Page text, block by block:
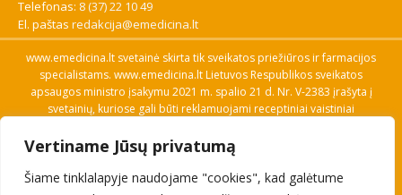
Vertiname Jūsų privatumą
Šiame tinklalapyje naudojame "cookies", kad galėtume
Telefonas: 8 (37) 22 10 49
El. paštas redakcija@emedicina.lt
www.emedicina.lt svetainė skirta tik sveikatos priežiūros ir farmacijos
specialistams. www.emedicina.lt Lietuvos Respublikos sveikatos
apsaugos ministro įsakymu 2021 m. spalio 21 d. Nr. V-2383 įrašyta į
svetainių, kuriose gali būti reklamuojami receptiniai vaistiniai
savo profesinę kvalifikaciją. Naudingos nuorodos: Vaistų ir medicinos
pagalbos priemonių kainų paieška, VVKT tinklalapis, Sveikatos
priežiūros ar farmacijos specialisto pranešimo apie įtariamą